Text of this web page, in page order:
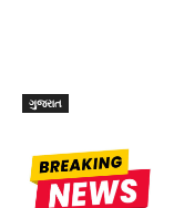
ગુજરાત